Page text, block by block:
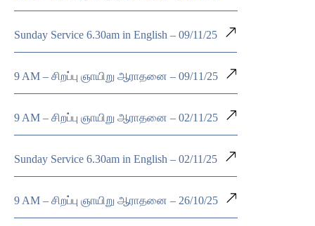
Sunday Service 6.30am in English – 09/11/25
9 AM – சிறப்பு ஞாயிறு ஆராதனை – 09/11/25
9 AM – சிறப்பு ஞாயிறு ஆராதனை – 02/11/25
Sunday Service 6.30am in English – 02/11/25
9 AM – சிறப்பு ஞாயிறு ஆராதனை – 26/10/25